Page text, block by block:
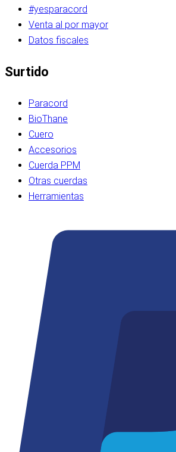
#yesparacord
Venta al por mayor
Datos fiscales
Surtido
Paracord
BioThane
Cuero
Accesorios
Cuerda PPM
Otras cuerdas
Herramientas